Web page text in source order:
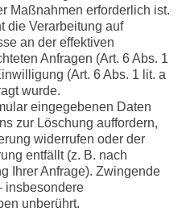
Maßnahmen erforderlich ist.
die Verarbeitung auf
an der effektiven
Anfragen (Art. 6 Abs. 1
(Art. 6 Abs. 1 lit. a
wurde.
eingegebenen Daten
zur Löschung auffordern,
widerrufen oder der
entfällt (z. B. nach
Ihrer Anfrage). Zwingende
insbesondere
unberührt.